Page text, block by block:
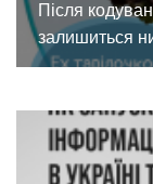
Після
залишиться